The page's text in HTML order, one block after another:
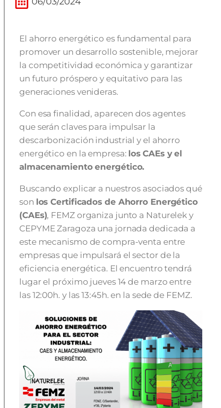
El ahorro energético es fundamental para
promover un desarrollo sostenible, mejorar
la competitividad económica y garantizar
un futuro próspero y equitativo para las
generaciones venideras.
Con esa finalidad, aparecen dos agentes
que serán claves para impulsar la
descarbonización industrial y el ahorro
energético en la empresa: los CAEs y el
almacenamiento energético.
Buscando explicar a nuestros asociados qué
son los Certificados de Ahorro Energético
(CAEs), FEMZ organiza junto a Naturelek y
CEPYME Zaragoza una jornada dedicada a
este mecanismo de compra-venta entre
empresas que impulsará el sector de la
eficiencia energética. El encuentro tendrá
lugar el próximo jueves 14 de marzo entre
las 12:00h. y las 13:45h. en la sede de FEMZ.